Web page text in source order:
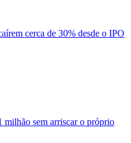
cerca de 30% desde o IPO
milhão sem arriscar o próprio